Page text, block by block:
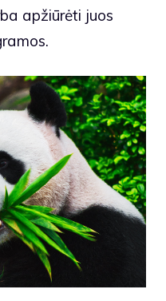
apžiūrėti juos
.